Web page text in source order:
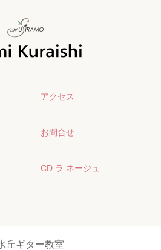
アクセス
お問合せ
CD ラ ネージュ
丘ギター教室